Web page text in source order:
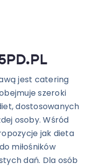
jest catering
szeroki
dostosowanych
osoby. Wśród
jak dieta
miłośników
dań. Dla osób